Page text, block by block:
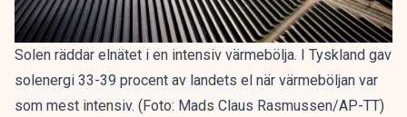
Solen räddar elnätet i en intensiv värmebölja. I Tyskland gav
solenergi 33-39 procent av landets el när värmeböljan var
som mest intensiv. (Foto: Mads Claus Rasmussen/AP-TT)